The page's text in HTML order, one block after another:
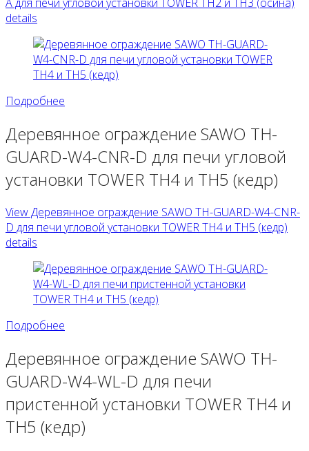
A для печи угловой установки TOWER TH2 и TH3 (осина)
details
Подробнее
Деревянное ограждение SAWO TH-
GUARD-W4-CNR-D для печи угловой
установки TOWER TH4 и TH5 (кедр)
View Деревянное ограждение SAWO TH-GUARD-W4-CNR-
D для печи угловой установки TOWER TH4 и TH5 (кедр)
details
Подробнее
Деревянное ограждение SAWO TH-
GUARD-W4-WL-D для печи
пристенной установки TOWER TH4 и
TH5 (кедр)